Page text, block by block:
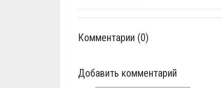
Комментарии (0)
Добавить комментарий